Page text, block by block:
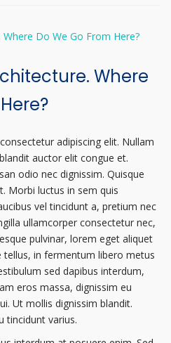
Where
adipiscing elit. Nullam
auctor elit congue et.
odio nec dignissim. Quisque
Morbi luctus in sem quis
vel tincidunt a, pretium nec
ullamcorper consectetur nec,
pulvinar, lorem eget aliquet
in fermentum libero metus
sed dapibus interdum,
eros massa, dignissim eu
Ut mollis dignissim blandit.
tincidunt varius.